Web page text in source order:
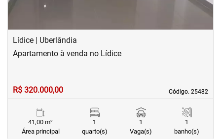
Lídice | Uberlândia
Código. 25482
Código. 25482
Apartamento à venda no Lídice
R$ 320.000,00
41,00 m²
Área principal
1
quarto(s)
1
Vaga(s)
1
banho(s)